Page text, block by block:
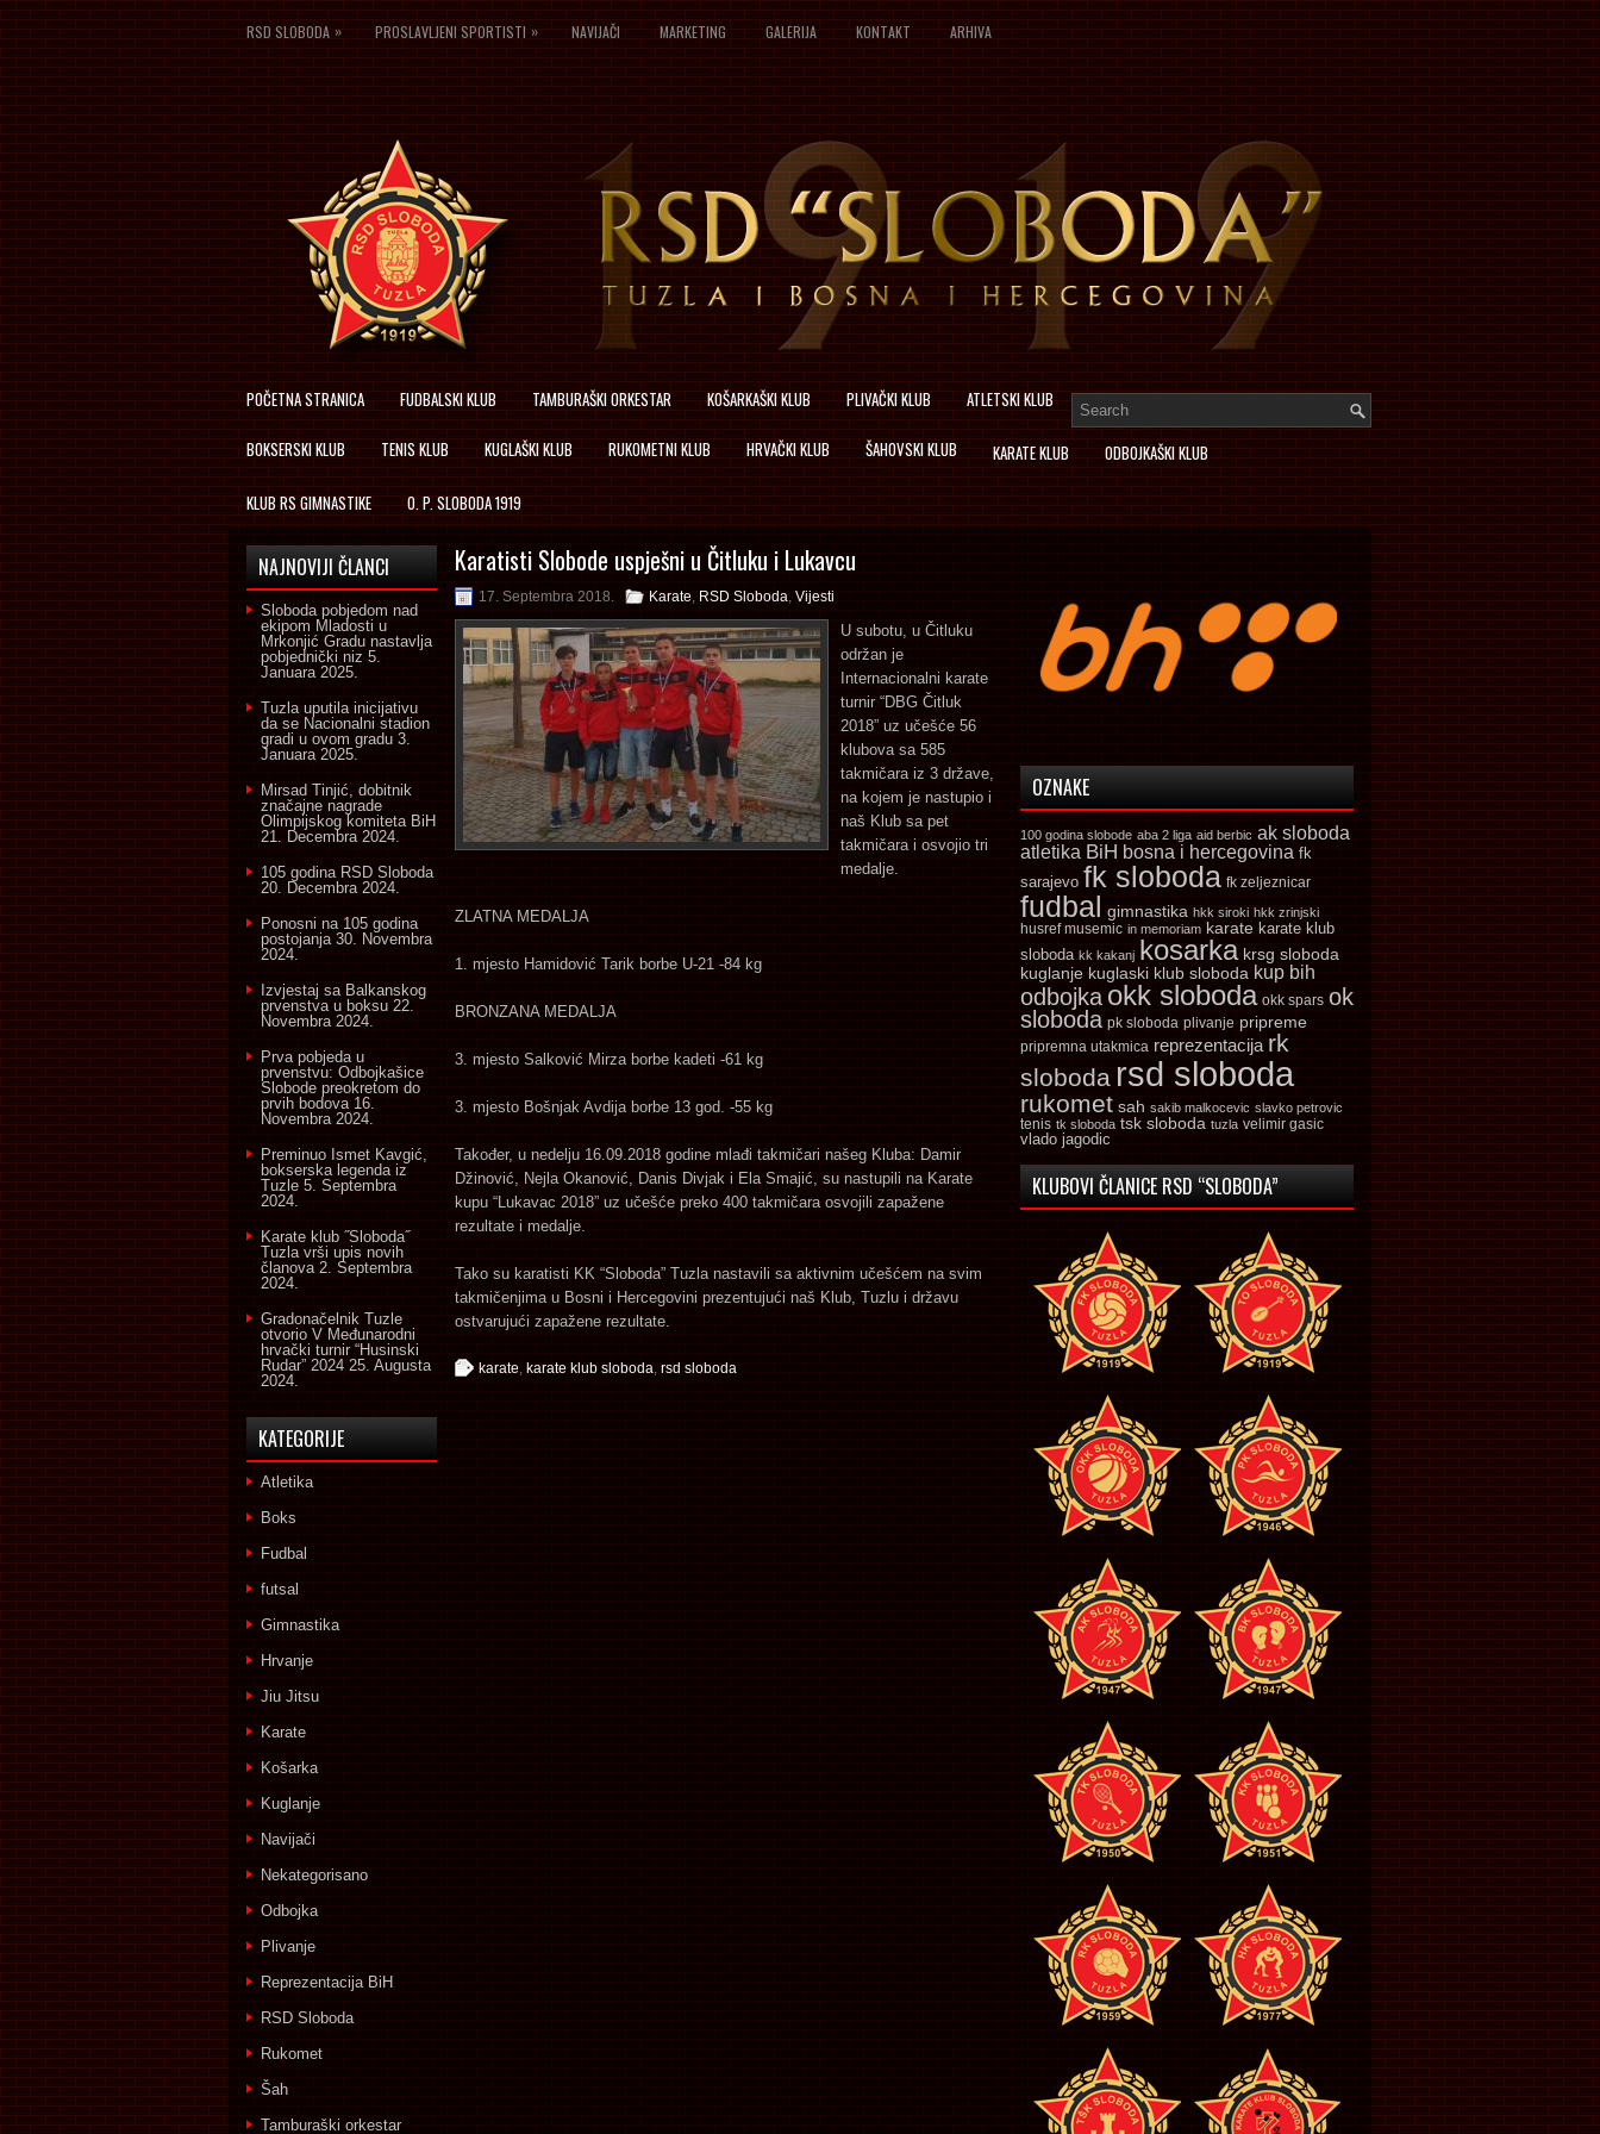
RSD SLOBODA » PROSLAVLJENI SPORTISTI » NAVIJAČI MARKETING GALERIJA KONTAKT ARHIVA
POČETNA STRANICA FUDBALSKI KLUB TAMBURAŠKI ORKESTAR KOŠARKAŠKI KLUB PLIVAČKI KLUB ATLETSKI KLUB
BOKSERSKI KLUB TENIS KLUB KUGLAŠKI KLUB RUKOMETNI KLUB HRVAČKI KLUB ŠAHOVSKI KLUB KARATE KLUB ODBOJKAŠKI KLUB
KLUB RS GIMNASTIKE O. P. SLOBODA 1919
Karatisti Slobode uspješni u Čitluku i Lukavcu
17. Septembra 2018. Karate, RSD Sloboda, Vijesti
U subotu, u Čitluku
održan je
Internacionalni karate
turnir “DBG Čitluk
2018” uz učešće 56
klubova sa 585
takmičara iz 3 države,
na kojem je nastupio i
naš Klub sa pet
takmičara i osvojio tri
medalje.
ZLATNA MEDALJA
1. mjesto Hamidović Tarik borbe U-21 -84 kg
BRONZANA MEDALJA
3. mjesto Salković Mirza borbe kadeti -61 kg
3. mjesto Bošnjak Avdija borbe 13 god. -55 kg
Također, u nedelju 16.09.2018 godine mlađi takmičari našeg Kluba: Damir
Džinović, Nejla Okanović, Danis Divjak i Ela Smajić, su nastupili na Karate
kupu “Lukavac 2018” uz učešće preko 400 takmičara osvojili zapažene
rezultate i medalje.
Tako su karatisti KK “Sloboda” Tuzla nastavili sa aktivnim učešćem na svim
takmičenjima u Bosni i Hercegovini prezentujući naš Klub, Tuzlu i državu
ostvarujući zapažene rezultate.
karate, karate klub sloboda, rsd sloboda
NAJNOVIJI ČLANCI
Sloboda pobjedom nad
ekipom Mladosti u
Mrkonjić Gradu nastavlja
pobjednički niz 5.
Januara 2025.
Tuzla uputila inicijativu
da se Nacionalni stadion
gradi u ovom gradu 3.
Januara 2025.
Mirsad Tinjić, dobitnik
značajne nagrade
Olimpijskog komiteta BiH
21. Decembra 2024.
105 godina RSD Sloboda
20. Decembra 2024.
Ponosni na 105 godina
postojanja 30. Novembra
2024.
Izvjestaj sa Balkanskog
prvenstva u boksu 22.
Novembra 2024.
Prva pobjeda u
prvenstvu: Odbojkašice
Slobode preokretom do
prvih bodova 16.
Novembra 2024.
Preminuo Ismet Kavgić,
bokserska legenda iz
Tuzle 5. Septembra
2024.
Karate klub ˝Sloboda˝
Tuzla vrši upis novih
članova 2. Septembra
2024.
Gradonačelnik Tuzle
otvorio V Međunarodni
hrvački turnir “Husinski
Rudar” 2024 25. Augusta
2024.
KATEGORIJE
Atletika
Boks
Fudbal
futsal
Gimnastika
Hrvanje
Jiu Jitsu
Karate
Košarka
Kuglanje
Navijači
Nekategorisano
Odbojka
Plivanje
Reprezentacija BiH
RSD Sloboda
Rukomet
Šah
Tamburaški orkestar
OZNAKE
100 godina slobode aba 2 liga aid berbic ak sloboda
atletika BiH bosna i hercegovina fk
sarajevo fk sloboda fk zeljeznicar
fudbal gimnastika hkk siroki hkk zrinjski
husref musemic in memoriam karate karate klub
sloboda kk kakanj kosarka krsg sloboda
kuglanje kuglaski klub sloboda kup bih
odbojka okk sloboda okk spars ok
sloboda pk sloboda plivanje pripreme
pripremna utakmica reprezentacija rk
sloboda rsd sloboda
rukomet sah sakib malkocevic slavko petrovic
tenis tk sloboda tsk sloboda tuzla velimir gasic
vlado jagodic
KLUBOVI ČLANICE RSD “SLOBODA”